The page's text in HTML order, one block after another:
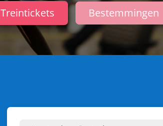
Treintickets Bestemmingen